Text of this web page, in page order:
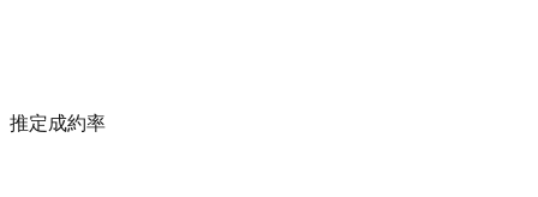
推定成約率